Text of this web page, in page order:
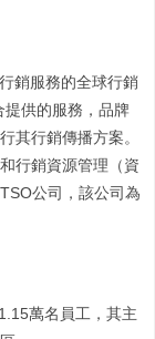
銷服務的全球行銷
供的服務，品牌
其行銷傳播方案。
行銷資源管理（資
公司，該公司為
萬名員工，其主